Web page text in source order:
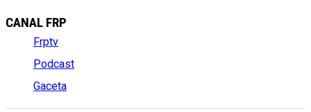
CANAL FRP
Frptv
Podcast
Gaceta